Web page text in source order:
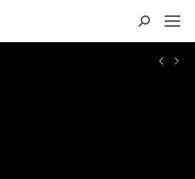
Buscar: